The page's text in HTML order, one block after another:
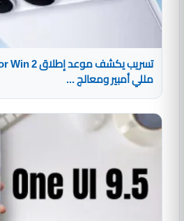
مللي أمبير ومعالج ...